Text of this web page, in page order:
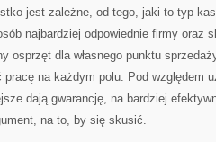
jest zależne, od tego, jaki to typ
najbardziej odpowiednie firmy oraz
osprzęt dla własnego punktu
pracę na każdym polu. Pod względem
dają gwarancję, na bardziej
na to, by się skusić.